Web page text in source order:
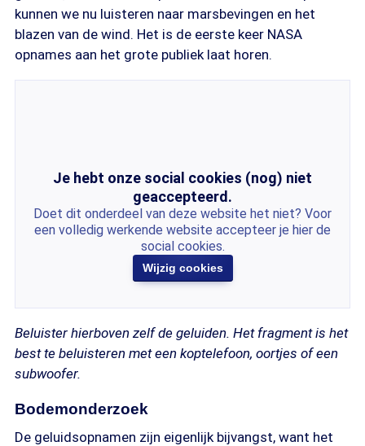
kunnen we nu luisteren naar marsbevingen en het
blazen van de wind. Het is de eerste keer NASA
opnames aan het grote publiek laat horen.
Je hebt onze social cookies (nog) niet
geaccepteerd.
Doet dit onderdeel van deze website het niet? Voor
een volledig werkende website accepteer je hier de
social cookies.
Wijzig cookies
Beluister hierboven zelf de geluiden. Het fragment is het
best te beluisteren met een koptelefoon, oortjes of een
subwoofer.
Bodemonderzoek
De geluidsopnamen zijn eigenlijk bijvangst, want het